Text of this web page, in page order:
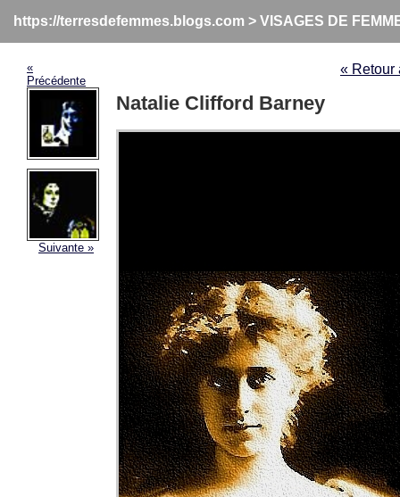
https://terresdefemmes.blogs.com > VISAGES DE
«
Précédente
Suivante »
« Retour
Natalie Clifford Barney